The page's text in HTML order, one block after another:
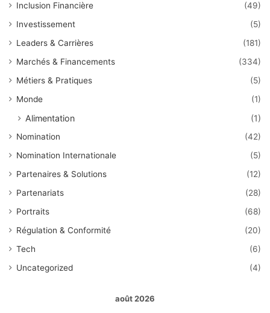
Inclusion Financière
(49)
Investissement
(5)
Leaders & Carrières
(181)
Marchés & Financements
(334)
Métiers & Pratiques
(5)
Monde
(1)
Alimentation (1)
Nomination
(42)
Nomination Internationale
(5)
Partenaires & Solutions
(12)
Partenariats
(28)
Portraits
(68)
Régulation & Conformité
(20)
Tech
(6)
Uncategorized
(4)
août 2026